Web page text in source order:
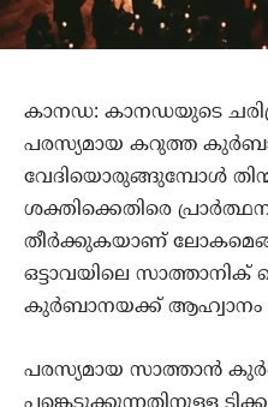
കാനഡ: കാനഡയുടെ
പരസ്യമായ കറുത്ത
വേദിയൊരുങ്ങുമ്പോള്‍
ശക്തിക്കെതിരെ
തീര്‍ക്കുകയാണ്
ഒട്ടാവയിലെ
കുര്‍ബാനയക്ക് ആഹ്വാനം
പരസ്യമായ സാത്താന്‍